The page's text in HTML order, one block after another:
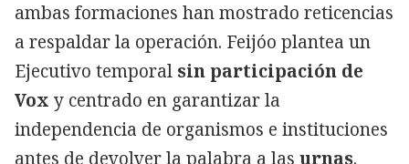
ambas formaciones han mostrado reticencias
a respaldar la operación. Feijóo plantea un
Ejecutivo temporal sin participación de
Vox y centrado en garantizar la
independencia de organismos e instituciones
antes de devolver la palabra a las urnas.